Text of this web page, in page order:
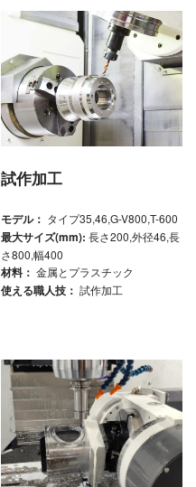
試作加工
モデル： タイプ35,46,G-V800,T-600
最大サイズ(mm): 長さ200,外径46,長
さ800,幅400
材料： 金属とプラスチック
使える職人技：試作加工